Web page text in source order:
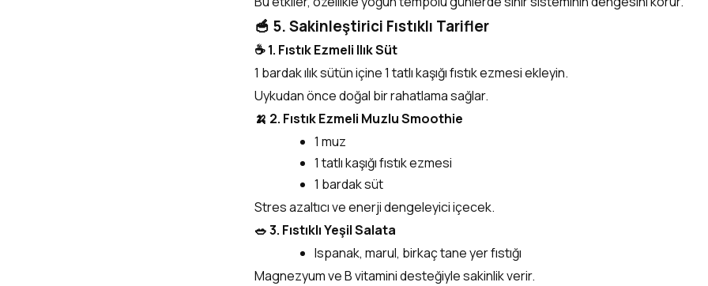
🥣 5. Sakinleştirici Fıstıklı Tarifler
☕ 1. Fıstık Ezmeli Ilık Süt
1 bardak ılık sütün içine 1 tatlı kaşığı fıstık ezmesi ekleyin.
Uykudan önce doğal bir rahatlama sağlar.
🍌 2. Fıstık Ezmeli Muzlu Smoothie
1 muz
1 tatlı kaşığı fıstık ezmesi
1 bardak süt
Stres azaltıcı ve enerji dengeleyici içecek.
🥗 3. Fıstıklı Yeşil Salata
Ispanak, marul, birkaç tane yer fıstığı
Magnezyum ve B vitamini desteğiyle sakinlik verir.